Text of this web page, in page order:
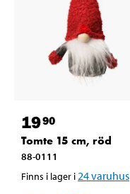
1990
Tomte 15 cm, röd
88-0111
Finns i lager i 24varuhus